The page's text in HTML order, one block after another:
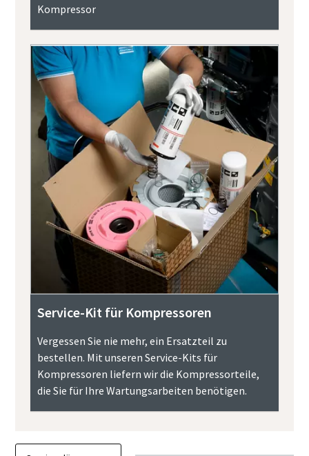
Kompressor
Service-Kit für Kompressoren
Vergessen Sie nie mehr, ein Ersatzteil zu
bestellen. Mit unseren Service-Kits für
Kompressoren liefern wir die Kompressorteile,
die Sie für Ihre Wartungsarbeiten benötigen.